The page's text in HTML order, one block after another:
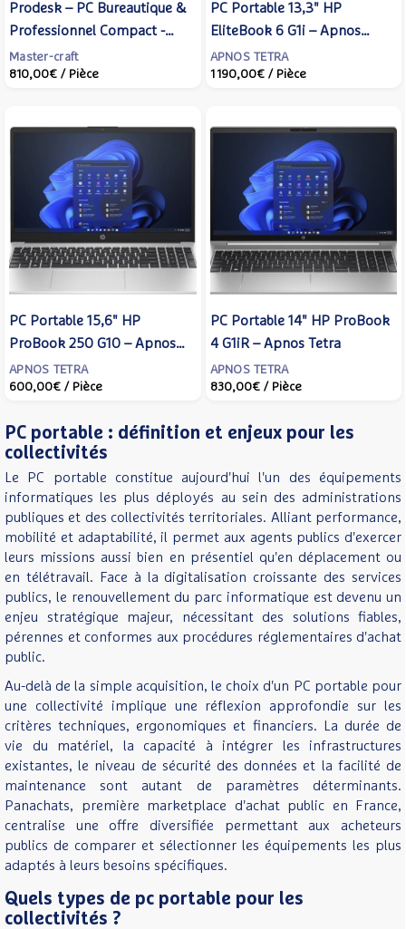
Prodesk – PC Bureautique &
Professionnel Compact -
Master-Craft
Master-craft
810,00€ / Pièce
PC Portable 13,3" HP
EliteBook 6 G1i – Apnos
Tetra
APNOS TETRA
1 190,00€ / Pièce
PC Portable 15,6" HP
ProBook 250 G10 – Apnos
Tetra
APNOS TETRA
600,00€ / Pièce
PC Portable 14" HP ProBook
4 G1iR – Apnos Tetra
APNOS TETRA
830,00€ / Pièce
PC portable : définition et enjeux pour les
collectivités
Le PC portable constitue aujourd'hui l'un des équipements
informatiques les plus déployés au sein des administrations
publiques et des collectivités territoriales. Alliant performance,
mobilité et adaptabilité, il permet aux agents publics d'exercer
leurs missions aussi bien en présentiel qu'en déplacement ou
en télétravail. Face à la digitalisation croissante des services
publics, le renouvellement du parc informatique est devenu un
enjeu stratégique majeur, nécessitant des solutions fiables,
pérennes et conformes aux procédures réglementaires d'achat
public.
Au-delà de la simple acquisition, le choix d'un PC portable pour
une collectivité implique une réflexion approfondie sur les
critères techniques, ergonomiques et financiers. La durée de
vie du matériel, la capacité à intégrer les infrastructures
existantes, le niveau de sécurité des données et la facilité de
maintenance sont autant de paramètres déterminants.
Panachats, première marketplace d'achat public en France,
centralise une offre diversifiée permettant aux acheteurs
publics de comparer et sélectionner les équipements les plus
adaptés à leurs besoins spécifiques.
Quels types de pc portable pour les
collectivités ?